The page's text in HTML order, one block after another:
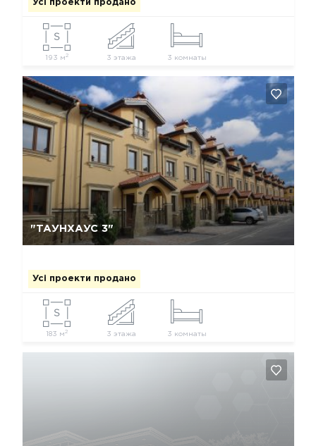
Усі проекти продано
193 м2 3 этажа 3 комнаты
"ТАУНХАУС 3"
Усі проекти продано
183 м2 3 этажа 3 комнаты
Так, видалити Відміна